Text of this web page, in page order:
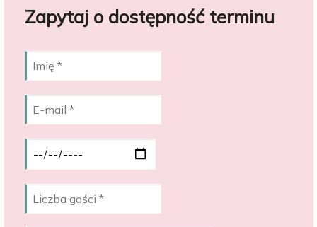
Zapytaj o dostępność terminu